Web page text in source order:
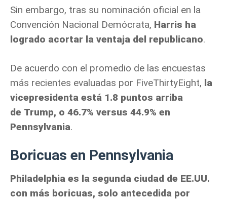
Sin embargo, tras su nominación oficial en la
Convención Nacional Demócrata, Harris ha
logrado acortar la ventaja del republicano.
De acuerdo con el promedio de las encuestas
más recientes evaluadas por FiveThirtyEight, la
vicepresidenta está 1.8 puntos arriba
de Trump, o 46.7% versus 44.9% en
Pennsylvania.
Boricuas en Pennsylvania
Philadelphia es la segunda ciudad de EE.UU.
con más boricuas, solo antecedida por